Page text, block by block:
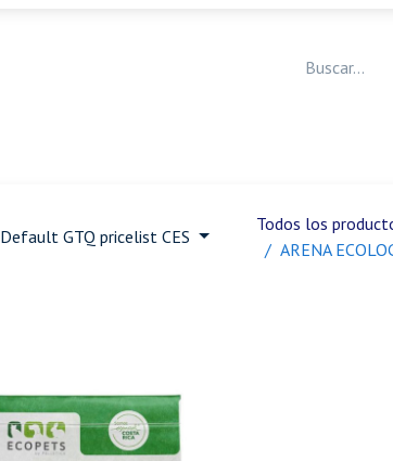
Default GTQ pricelist CES
Todos los
ARENA